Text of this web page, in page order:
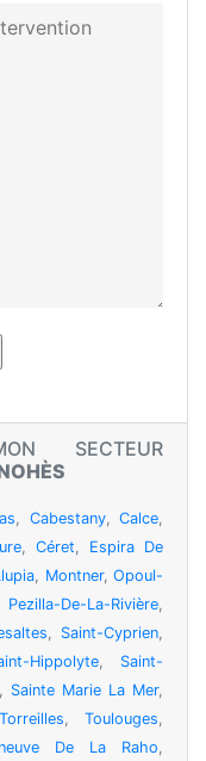
SECTEUR
, Cabestany,Calce,
, Céret, Espira De
, Montner, Opoul-
Pezilla-De-La-Rivière,
, Saint-Cyprien,
Hippolyte, Saint-
, Sainte Marie La Mer,
Torreilles, Toulouges,
De La Raho,